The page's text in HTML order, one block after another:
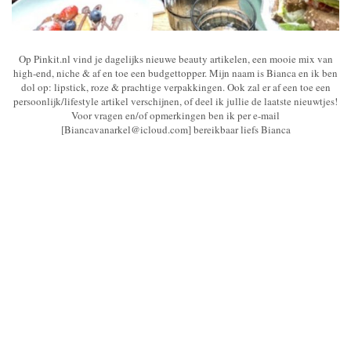
Op Pinkit.nl vind je dagelijks nieuwe beauty artikelen, een mooie mix van
high-end, niche & af en toe een budgettopper. Mijn naam is Bianca en ik ben
dol op: lipstick, roze & prachtige verpakkingen. Ook zal er af een toe een
persoonlijk/lifestyle artikel verschijnen, of deel ik jullie de laatste nieuwtjes!
Voor vragen en/of opmerkingen ben ik per e-mail
[Biancavanarkel@icloud.com] bereikbaar liefs Bianca